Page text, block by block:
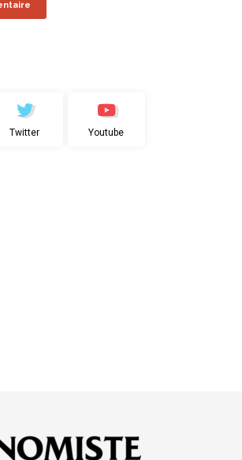
Twitter Youtube